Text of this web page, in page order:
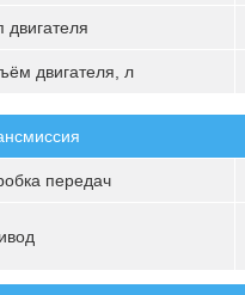
двигателя
двигателя, л
передач